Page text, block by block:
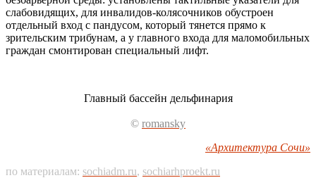
слабовидящих, для инвалидов-колясочников обустроен
отдельный вход с пандусом, который тянется прямо к
зрительским трибунам, а у главного входа для маломобильных
граждан смонтирован специальный лифт.
Главный бассейн дельфинария
© romansky
«Архитектура Сочи»
по материалам: sochiadm.ru, sochiarhproekt.ru